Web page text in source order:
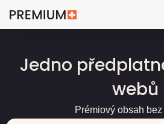
Jedno
webů
Prémiový obsah bez